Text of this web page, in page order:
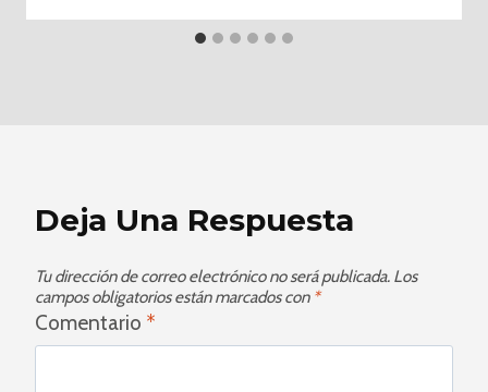
Deja Una Respuesta
Tu dirección de correo electrónico no será publicada. Los
campos obligatorios están marcados con *
Comentario *